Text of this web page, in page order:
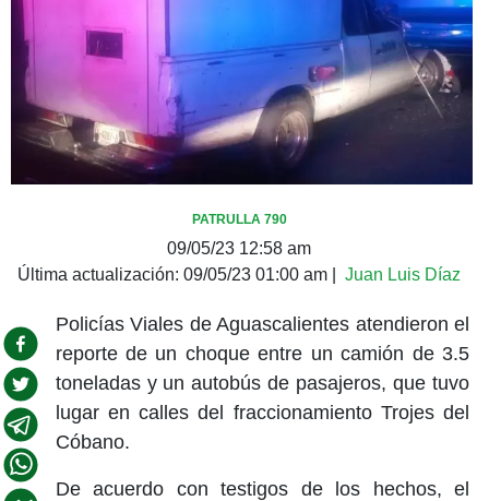
PATRULLA 790
09/05/23 12:58 am
Última actualización: 09/05/23 01:00 am Juan Luis Díaz
Policías Viales de Aguascalientes atendieron el
reporte de un choque entre un camión de 3.5
toneladas y un autobús de pasajeros, que tuvo
lugar en calles del fraccionamiento Trojes del
Cóbano.
De acuerdo con testigos de los hechos, el